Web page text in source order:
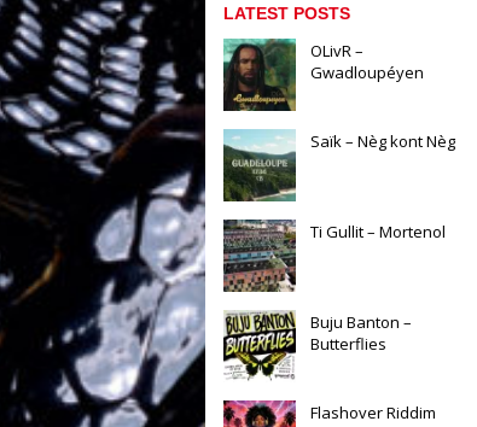
LATEST POSTS
OLivR –
Gwadloupéyen
Saïk – Nèg kont Nèg
Ti Gullit – Mortenol
Buju Banton –
Butterflies
Flashover Riddim